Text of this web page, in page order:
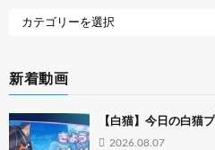
新着動画
【白猫】今日の白猫
2026.08.07